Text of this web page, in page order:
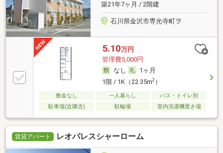
築21年7ヶ月 / 2階建
石川県金沢市専光寺町ヲ
5.10万円
管理費5,000円
なし
1ヶ月
1階 / 1K（22.35m2）
敷金なし 一人暮らし
バス・トイレ別
駐車場(近隣含)
駐輪場 室内洗濯機置き場
賃貸アパート レオパレスシャーローム